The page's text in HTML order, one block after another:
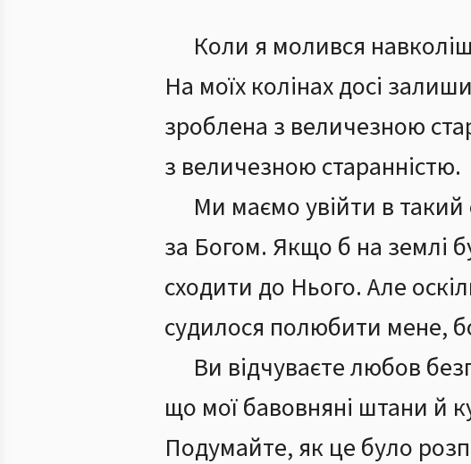
Коли я молився
На моїх колінах досі
зроблена з величезною
з величезною старанністю.
Ми маємо увійти в
за Богом. Якщо б на землі
сходити до Нього. Але
судилося полюбити мене,
Ви відчуваєте любов
що мої бавовняні штани й
Подумайте, як це було